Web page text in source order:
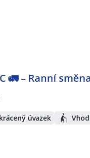
– Ranní
úvazek